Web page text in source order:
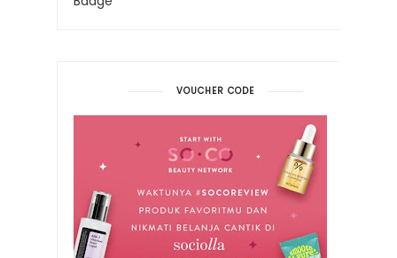
VOUCHER CODE